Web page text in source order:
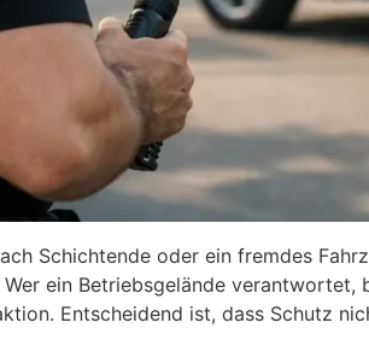
Schichtende oder ein fremdes
ein Betriebsgelände
Entscheidend ist, dass Schutz